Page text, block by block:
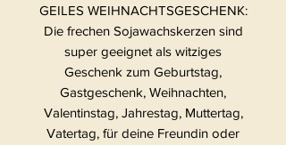
GEILES WEIHNACHTSGESCHENK:
Die frechen Sojawachskerzen sind
super geeignet als witziges
Geschenk zum Geburtstag,
Gastgeschenk, Weihnachten,
Valentinstag, Jahrestag, Muttertag,
Vatertag, für deine Freundin oder